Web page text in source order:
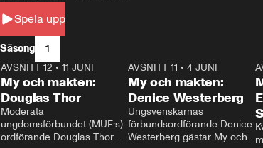
Spela upp
Säsong 1
26:27
AVSNITT 12 • 11 JUNI
My och makten:
Douglas Thor
Moderata
ungdomsförbundet (MUF:s)
ordförande Douglas Thor
23:40
AVSNITT 11 •4 JUNI
My och makten:
Denice Westerberg
Ungsvenskarnas
förbundsordförande Denice
Westerberg gästar My och